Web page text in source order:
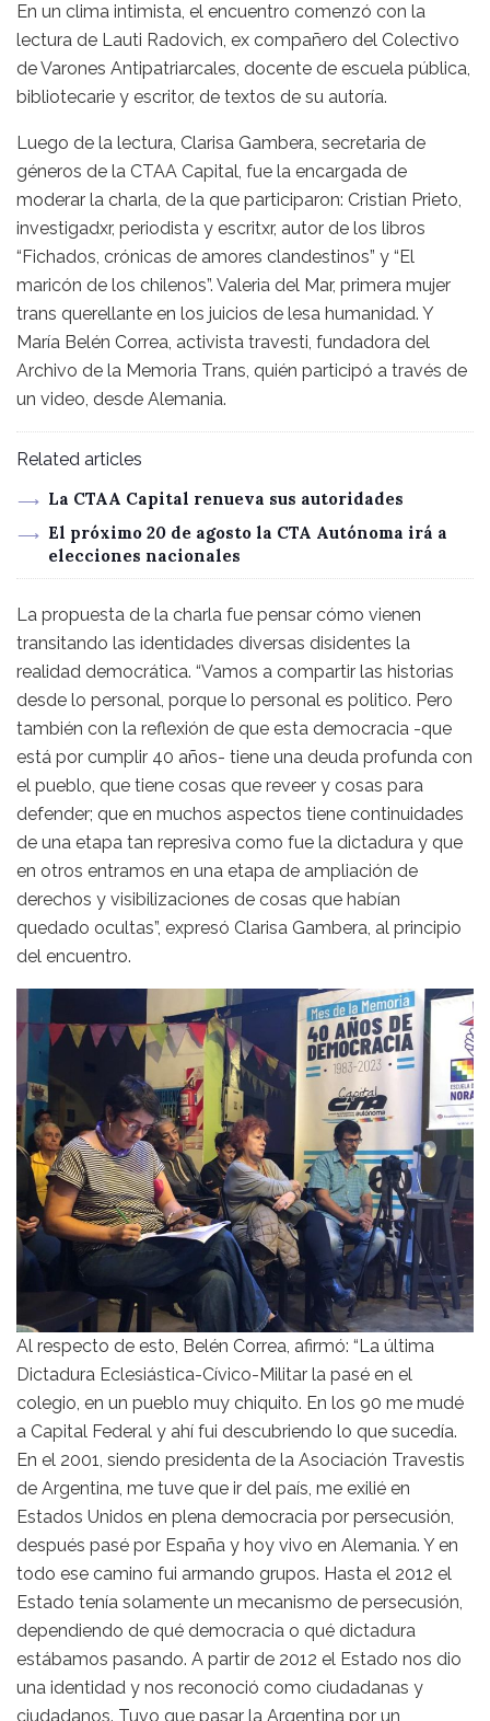
En un clima intimista, el encuentro comenzó con la
lectura de Lauti Radovich, ex compañero del Colectivo
de Varones Antipatriarcales, docente de escuela pública,
bibliotecarie y escritor, de textos de su autoría.
Luego de la lectura, Clarisa Gambera, secretaria de
géneros de la CTAA Capital, fue la encargada de
moderar la charla, de la que participaron: Cristian Prieto,
investigadxr, periodista y escritxr, autor de los libros
“Fichados, crónicas de amores clandestinos” y “El
maricón de los chilenos”. Valeria del Mar, primera mujer
trans querellante en los juicios de lesa humanidad. Y
María Belén Correa, activista travesti, fundadora del
Archivo de la Memoria Trans, quién participó a través de
un video, desde Alemania.
Related articles
La CTAA Capital renueva sus autoridades
El próximo 20 de agosto la CTA Autónoma irá a
elecciones nacionales
La propuesta de la charla fue pensar cómo vienen
transitando las identidades diversas disidentes la
realidad democrática. “Vamos a compartir las historias
desde lo personal, porque lo personal es politico. Pero
también con la reflexión de que esta democracia -que
está por cumplir 40 años- tiene una deuda profunda con
el pueblo, que tiene cosas que reveer y cosas para
defender; que en muchos aspectos tiene continuidades
de una etapa tan represiva como fue la dictadura y que
en otros entramos en una etapa de ampliación de
derechos y visibilizaciones de cosas que habían
quedado ocultas”, expresó Clarisa Gambera, al principio
del encuentro.
Al respecto de esto, Belén Correa, afirmó: “La última
Dictadura Eclesiástica-Cívico-Militar la pasé en el
colegio, en un pueblo muy chiquito. En los 90 me mudé
a Capital Federal y ahí fui descubriendo lo que sucedía.
En el 2001, siendo presidenta de la Asociación Travestis
de Argentina, me tuve que ir del país, me exilié en
Estados Unidos en plena democracia por persecusión,
después pasé por España y hoy vivo en Alemania. Y en
todo ese camino fui armando grupos. Hasta el 2012 el
Estado tenía solamente un mecanismo de persecusión,
dependiendo de qué democracia o qué dictadura
estábamos pasando. A partir de 2012 el Estado nos dio
una identidad y nos reconoció como ciudadanas y
ciudadanos. Tuvo que pasar la Argentina por un